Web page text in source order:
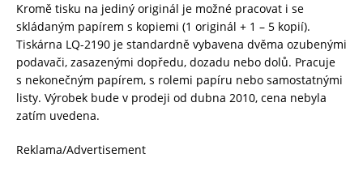
Kromě tisku na jediný originál je možné pracovat i se
skládaným papírem s kopiemi (1 originál + 1 – 5 kopií).
Tiskárna LQ-2190 je standardně vybavena dvěma ozubenými
podavači, zasazenými dopředu, dozadu nebo dolů. Pracuje
s nekonečným papírem, s rolemi papíru nebo samostatnými
listy. Výrobek bude v prodeji od dubna 2010, cena nebyla
zatím uvedena.
Reklama/Advertisement